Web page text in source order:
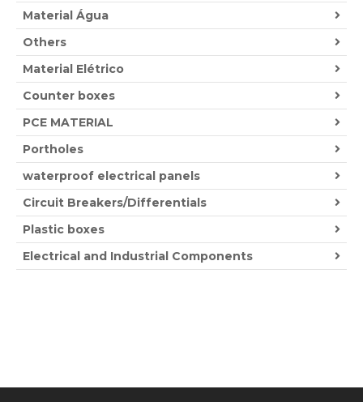
Material Água
Others
Material Elétrico
Counter boxes
PCE MATERIAL
Portholes
waterproof electrical panels
Circuit Breakers/Differentials
Plastic boxes
Electrical and Industrial Components